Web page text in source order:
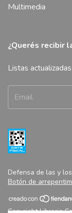
Multimedia
¿Querés recibir
Listas
Defensa de las y
Botón de